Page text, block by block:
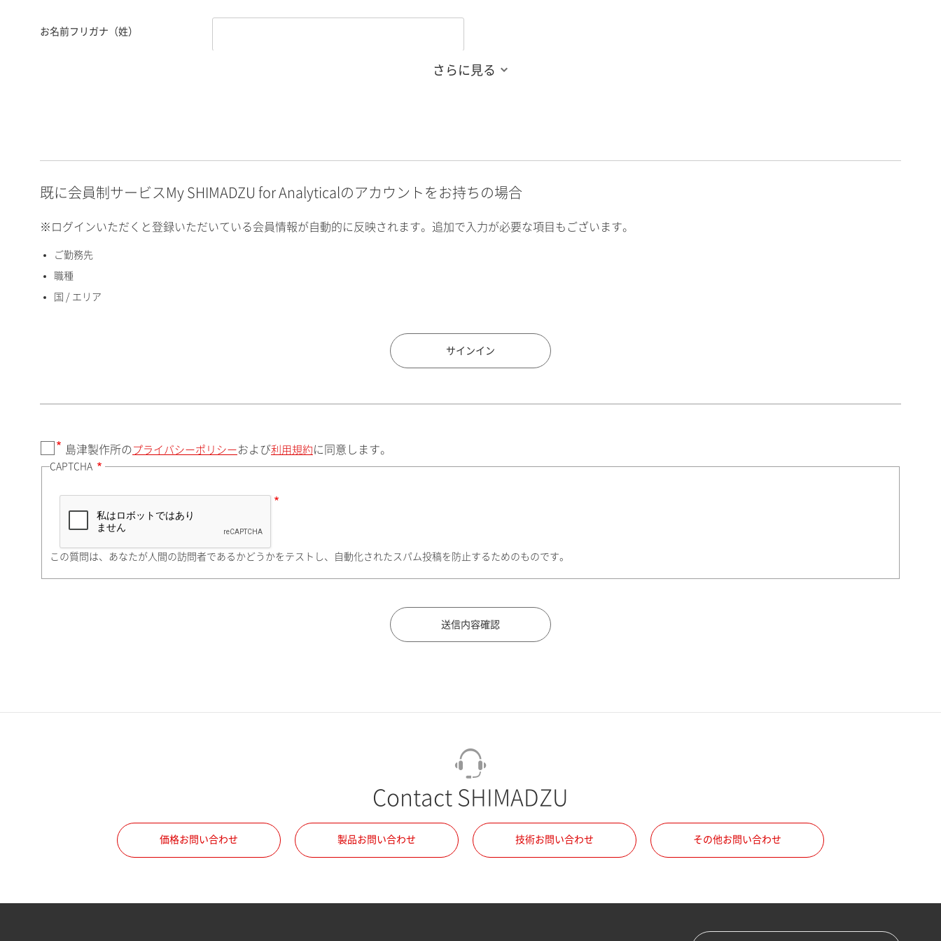
お名前フリガナ（姓）
英数）
国 / エリア
住所検索
町名・番地（勤務先）
所属部署
さらに見る
既に会員制サービスMy SHIMADZU for Analyticalのアカウントをお持ちの場合
※ログインいただくと登録いただいている会員情報が自動的に反映されます。追加で入力が必要な項目もございます。
ご勤務先
職種
国 / エリア
サインイン
島津製作所の プライバシーポリシー および利用規約 に同意します。
CAPTCHA
この質問は、あなたが人間の訪問者であるかどうかをテストし、自動化されたスパム投稿を防止するためのものです。
Contact SHIMADZU
価格お問い合わせ 製品お問い合わせ 技術お問い合わせ その他お問い合わせ